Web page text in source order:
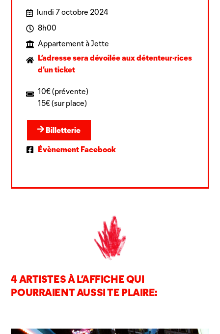
lundi 7 octobre 2024
8h00
Appartement à Jette
L’adresse sera dévoilée aux détenteur·rices
d’un ticket
10€ (prévente)
15€ (sur place)
Billetterie
Évènement Facebook
4 ARTISTES À L’AFFICHE QUI
POURRAIENT AUSSI TE PLAIRE: